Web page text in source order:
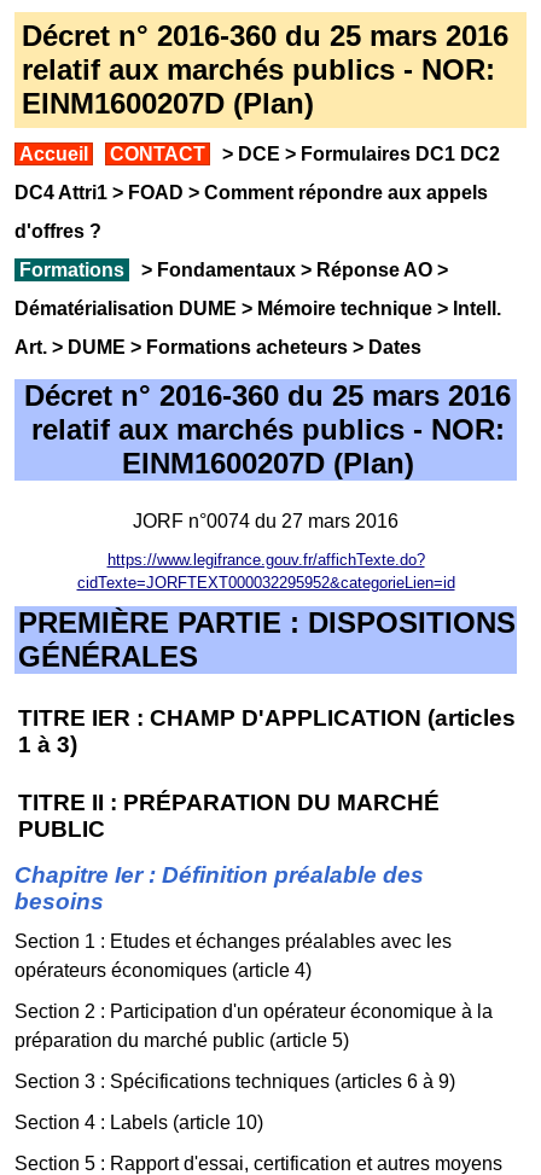
Décret n° 2016-360 du 25 mars 2016
relatif aux marchés publics - NOR:
EINM1600207D (Plan)
Accueil CONTACT > DCE > Formulaires DC1 DC2
DC4 Attri1 > FOAD >Comment répondre aux appels
d'offres ?
Formations
> Fondamentaux > Réponse AO >
Dématérialisation DUME > Mémoire technique > Intell.
Art. > DUME > Formations acheteurs > Dates
Décret n° 2016-360 du 25 mars 2016
relatif aux marchés publics - NOR:
EINM1600207D (Plan)
JORF n°0074 du 27 mars 2016
https://www.legifrance.gouv.fr/affichTexte.do?
cidTexte=JORFTEXT000032295952&categorieLien=id
PREMIÈRE PARTIE : DISPOSITIONS
GÉNÉRALES
TITRE IER : CHAMP D'APPLICATION (articles
1 à 3)
TITRE II : PRÉPARATION DU MARCHÉ
PUBLIC
Chapitre Ier : Définition préalable des
besoins
Section 1 : Etudes et échanges préalables avec les
opérateurs économiques (article 4)
Section 2 : Participation d'un opérateur économique à la
préparation du marché public (article 5)
Section 3 : Spécifications techniques (articles 6 à 9)
Section 4 : Labels (article 10)
Section 5 : Rapport d'essai, certification et autres moyens